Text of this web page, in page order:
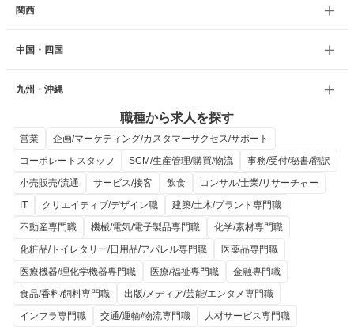
関西
中国・四国
九州・沖縄
職種から求人を探す
営業
企画/マーケティング/カスタマーサクセス/サポート
コーポレートスタッフ
SCM/生産管理/購買/物流
事務/受付/秘書/翻訳
小売販売/流通
サービス/接客 飲食
コンサル/士業/リサーチャー
IT
クリエイティブ/デザイン職
建築/土木/プラント専門職
不動産専門職
機械/電気/電子製品専門職
化学/素材専門職
化粧品/トイレタリー/日用品/アパレル専門職
医薬品専門職
医療機器/理化学機器専門職
医療/福祉専門職
金融専門職
食品/香料/飼料専門職
出版/メディア/芸能/エンタメ専門職
インフラ専門職
交通/運輸/物流専門職
人材サービス専門職